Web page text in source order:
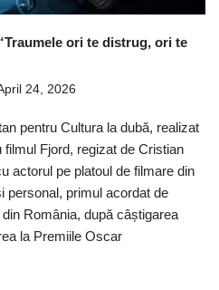
ori te distrug, ori te
24, 2026
pentru Cultura la dubă, realizat
Fjord, regizat de Cristian
actorul pe platoul de filmare din
personal, primul acordat de
România, după câștigarea
la Premiile Oscar